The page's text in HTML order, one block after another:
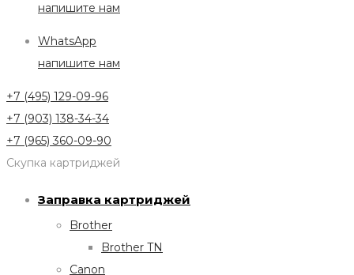
напишите нам
WhatsApp
напишите нам
+7 (495) 129-09-96
+7 (903) 138-34-34
+7 (965) 360-09-90
Скупка картриджей
Заправка картриджей
Brother
Brother TN
Canon